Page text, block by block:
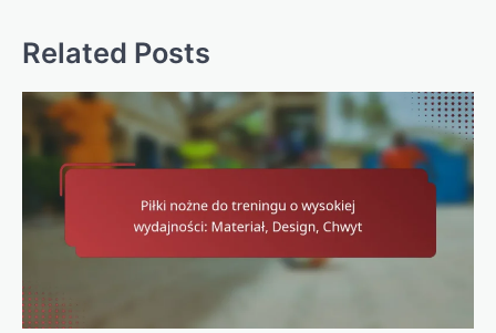
Related Posts